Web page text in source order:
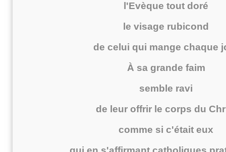
l'Evèque tout doré
le visage rubicond
de celui qui mange chaque
À sa grande faim
semble ravi
de leur offrir le corps du
comme si c'était eux